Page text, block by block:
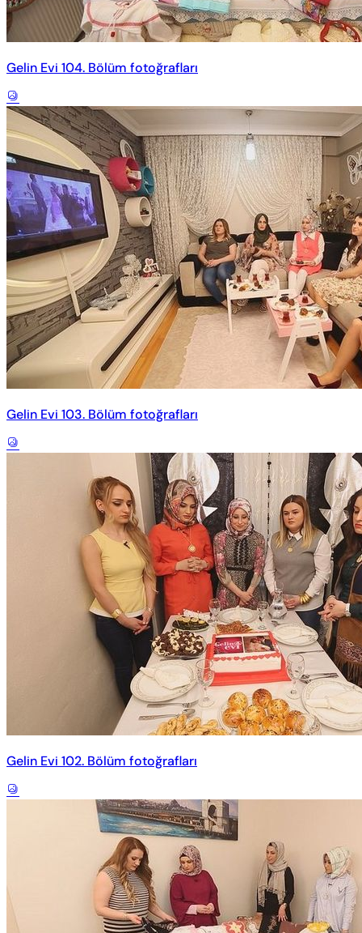
Gelin Evi 104. Bölüm fotoğrafları
Gelin Evi 103. Bölüm fotoğrafları
Gelin Evi 102. Bölüm fotoğrafları